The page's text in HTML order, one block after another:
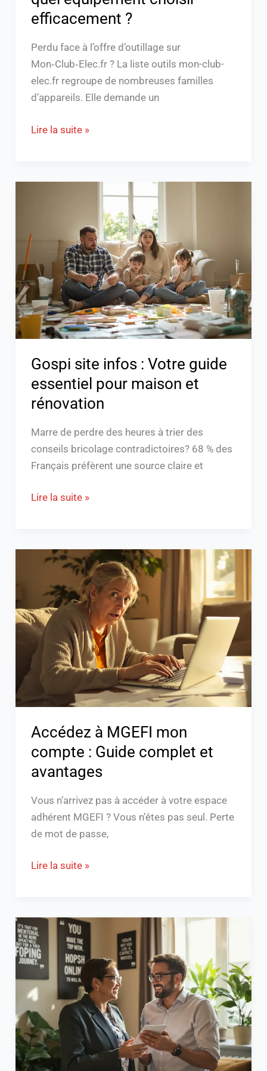
efficacement ?
Perdu face à l’offre d’outillage sur
Mon‑Club‑Elec.fr ? La liste outils mon-club-
elec.fr regroupe de nombreuses familles
d’appareils. Elle demande un
Lire la suite »
Gospi site infos : Votre guide
essentiel pour maison et
rénovation
Marre de perdre des heures à trier des
conseils bricolage contradictoires? 68 % des
Français préfèrent une source claire et
:
guide
essentiel
pour
maison
et
rénovation
Lire la suite »
Accédez à MGEFI mon
compte : Guide complet et
avantages
Vous n’arrivez pas à accéder à votre espace
adhérent MGEFI ? Vous n’êtes pas seul. Perte
de mot de passe,
Accédez
MGEFI
mon
compte
Guide
complet
avantages
Lire la suite »
Comment
rédiger
une
appréciation
du
stagiaire
efficace
?